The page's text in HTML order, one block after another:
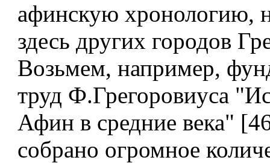
афинскую хронологию,
здесь других городов
Возьмем, например,
труд Ф.Грегоровиуса
Афин в средние века"
собрано огромное